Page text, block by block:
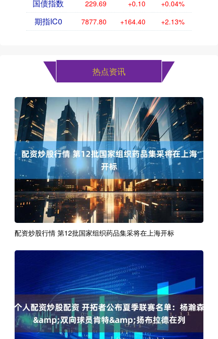
国债指数 229.69 +0.10 +0.04%
期指IC0 7877.80 +164.40 +2.13%
热点资讯
配资炒股行情 第12批国家组织药品集采将在上海开标